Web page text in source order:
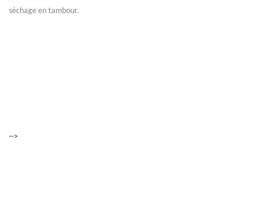
séchage en tambour.
-->